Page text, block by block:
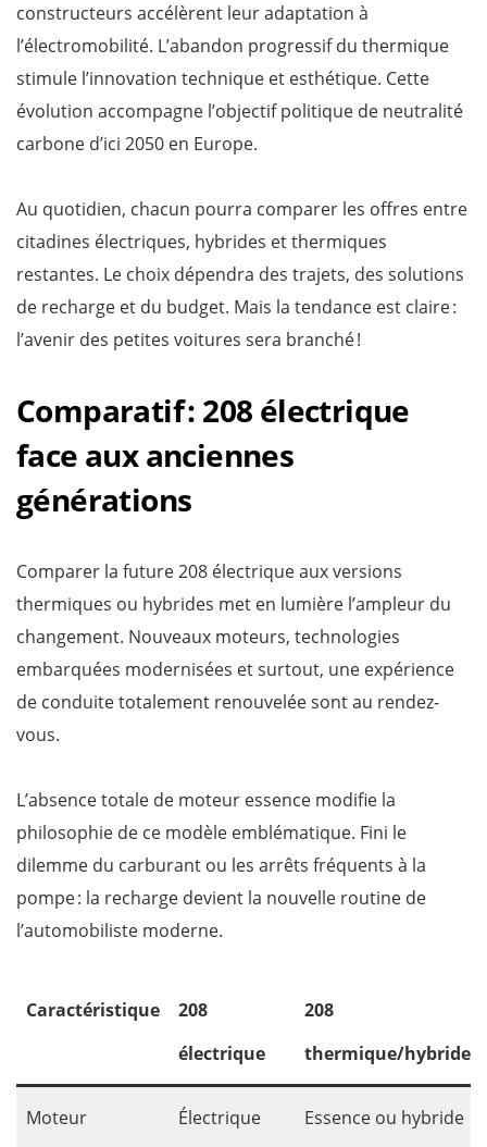
constructeurs accélèrent leur adaptation à
l’électromobilité. L’abandon progressif du thermique
stimule l’innovation technique et esthétique. Cette
évolution accompagne l’objectif politique de neutralité
carbone d’ici 2050 en Europe.
Au quotidien, chacun pourra comparer les offres entre
citadines électriques, hybrides et thermiques
restantes. Le choix dépendra des trajets, des solutions
de recharge et du budget. Mais la tendance est claire :
l’avenir des petites voitures sera branché !
Comparatif : 208 électrique
face aux anciennes
générations
Comparer la future 208 électrique aux versions
thermiques ou hybrides met en lumière l’ampleur du
changement. Nouveaux moteurs, technologies
embarquées modernisées et surtout, une expérience
de conduite totalement renouvelée sont au rendez-
vous.
L’absence totale de moteur essence modifie la
philosophie de ce modèle emblématique. Fini le
dilemme du carburant ou les arrêts fréquents à la
pompe : la recharge devient la nouvelle routine de
l’automobiliste moderne.
Caractéristique
208
électrique
208
thermique/hybride
Moteur Électrique Essence ou hybride